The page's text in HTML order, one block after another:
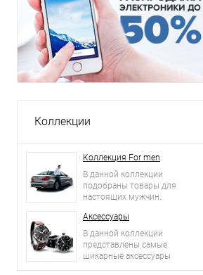
Коллекции
Коллекция For men
В данной коллекции
подобраны товары для
настоящих мужчин.
Аксессуары
В данной коллекции
представлены самые
шикарные аксессуары